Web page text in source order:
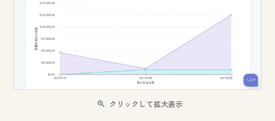
クリックして拡大表示